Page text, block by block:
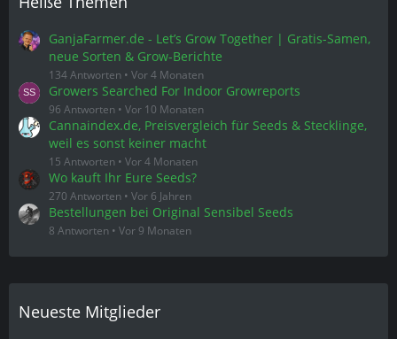
GanjaFarmer.de - Let’s Grow Together | Gratis-Samen,
neue Sorten & Grow-Berichte
134 Antworten Vor 4 Monaten
Growers Searched For Indoor Growreports
96 Antworten Vor 10 Monaten
Cannaindex.de, Preisvergleich für Seeds & Stecklinge,
weil es sonst keiner macht
15 Antworten Vor 4 Monaten
Wo kauft Ihr Eure Seeds?
270 Antworten Vor 6 Jahren
Bestellungen bei Original Sensibel Seeds
8 Antworten Vor 9 Monaten
Neueste Mitglieder